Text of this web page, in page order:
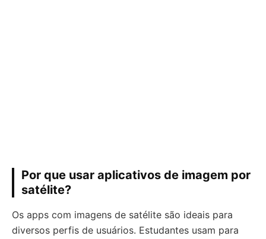
Por que usar aplicativos de imagem por
satélite?
Os apps com imagens de satélite são ideais para
diversos perfis de usuários. Estudantes usam para